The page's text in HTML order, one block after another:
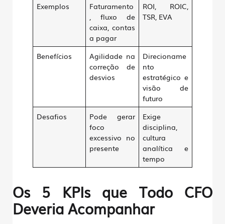
Exemplos
Faturamento
, fluxo de
caixa, contas
a pagar
ROI, ROIC,
TSR, EVA
Benefícios
Agilidade na
correção de
desvios
Direcioname
nto
estratégico e
visão de
futuro
Desafios
Pode gerar
foco
excessivo no
presente
Exige
disciplina,
cultura
analítica e
tempo
Os 5 KPIs que Todo CFO
Deveria Acompanhar